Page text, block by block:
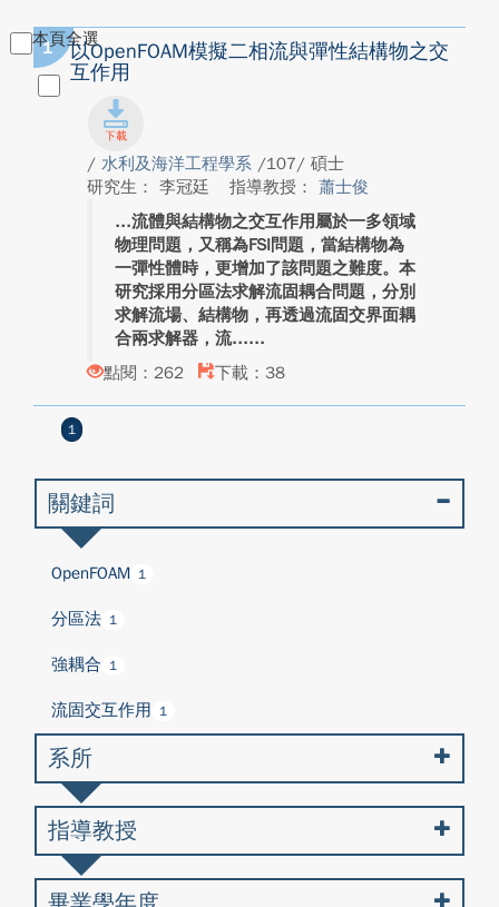
本頁全選
1
以OpenFOAM模擬二相流與彈性結構物之交
互作用
/ 水利及海洋工程學系 /107/ 碩士
研究生： 李冠廷
指導教授： 蕭士俊
流體與結構物之交互作用屬於一多領域
物理問題，又稱為FSI問題，當結構物為
一彈性體時，更增加了該問題之難度。本
研究採用分區法求解流固耦合問題，分別
求解流場、結構物，再透過流固交界面耦
合兩求解器，流...
點閱：262
下載：38
1
關鍵詞
OpenFOAM 1
分區法 1
強耦合 1
流固交互作用 1
系所
指導教授